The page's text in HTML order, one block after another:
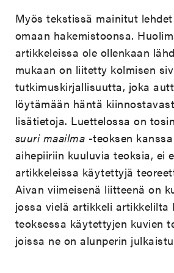
Myös tekstissä mainitut
omaan hakemistoonsa.
artikkeleissa ole ollenkaan
mukaan on liitetty kolmisen
tutkimuskirjallisuutta, joka
löytämään häntä
lisätietoja. Luettelossa on
suuri maailma -teoksen
aihepiiriin kuuluvia teoksia, ei
artikkeleissa käytettyjä
Aivan viimeisenä liitteenä on
jossa vielä artikkeli artikkelilta
teoksessa käytettyjen kuvien
joissa ne on alunperin